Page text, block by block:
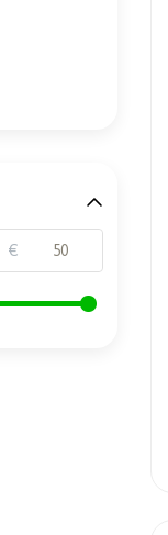
€